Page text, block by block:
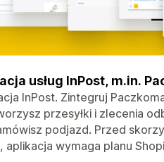
usług InPost, m.in.
InPost. Zintegruj
przesyłki i zlecenia
podjazd. Przed
aplikacja wymaga planu